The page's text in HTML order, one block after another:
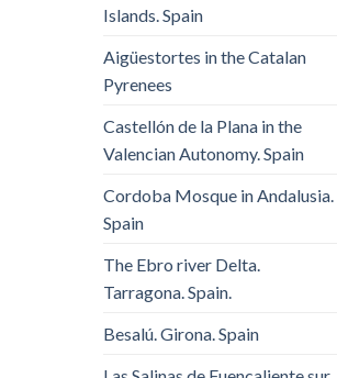
Islands. Spain
Aigüestortes in the Catalan
Pyrenees
Castellón de la Plana in the
Valencian Autonomy. Spain
Cordoba Mosque in Andalusia.
Spain
The Ebro river Delta.
Tarragona. Spain.
Besalú. Girona. Spain